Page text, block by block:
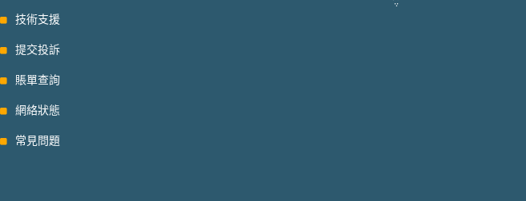
技術支援
提交投訴
賬單查詢
網絡狀態
常見問題